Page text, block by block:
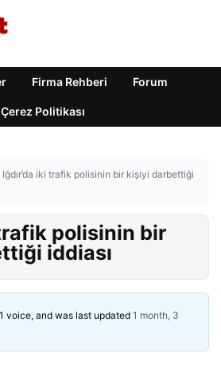
Firma Rehberi Forum
Çerez Politikası
Iğdır’da iki trafik polisinin bir kişiyi darbettiği
polisinin bir
iddiası
voice, and was last updated 1 month, 3